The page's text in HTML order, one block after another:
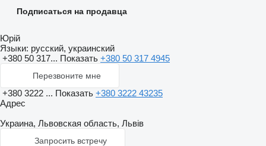
Подписаться на продавца
Юрій
Языки: русский, украинский
+380 50 317... Показать +380 50 317 4945
Перезвоните мне
+380 3222 ... Показать +380 3222 43235
Адрес
Украина, Львовская область, Львів
Запросить встречу